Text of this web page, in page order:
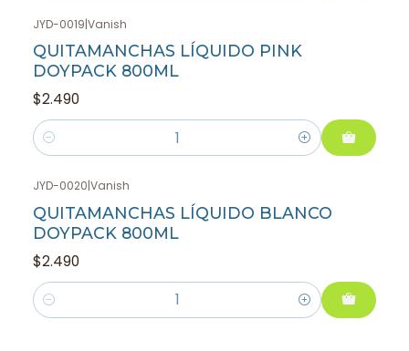
JYD-0019|Vanish
QUITAMANCHAS LÍQUIDO PINK
DOYPACK 800ML
$2.490
Cantidad
JYD-0020|Vanish
QUITAMANCHAS LÍQUIDO BLANCO
DOYPACK 800ML
$2.490
Cantidad